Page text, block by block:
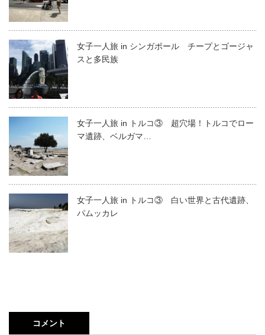
女子一人旅 in シンガポール チープとゴージャ
スと多民族
女子一人旅 in トルコ③ 超穴場！トルコでロー
マ遺跡、ベルガマ…
女子一人旅 in トルコ③ 白い世界と古代遺跡、
パムッカレ
コメント